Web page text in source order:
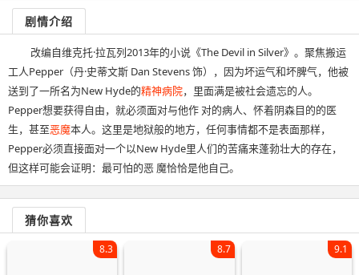
剧情介绍
改编自维克托·拉瓦列2013年的小说《The Devil in Silver》。聚焦搬运
工人Pepper（丹·史蒂文斯 Dan Stevens 饰），因为坏运气和坏脾气，他被
送到了一所名为New Hyde的精神病院，里面满是被社会遗忘的人。
Pepper想要获得自由，就必须面对与他作 对的病人、怀着阴森目的的医
生，甚至恶魔本人。这里是地狱般的地方，任何事情都不是表面那样，
Pepper必须直接面对一个以New Hyde里人们的苦痛来蓬勃壮大的存在，
但这样可能会证明：最可怕的恶 魔恰恰是他自己。
猜你喜欢
8.3 8.7 9.1